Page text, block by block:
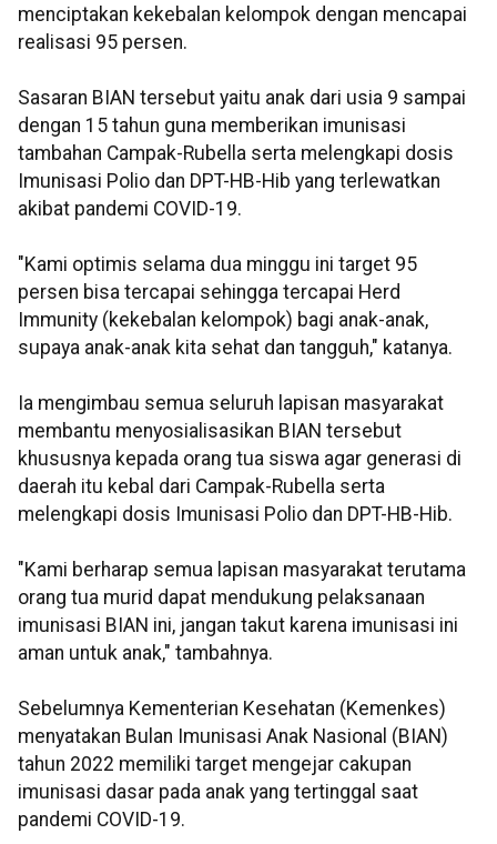
menciptakan kekebalan kelompok dengan mencapai
realisasi 95 persen.
Sasaran BIAN tersebut yaitu anak dari usia 9 sampai
dengan 15 tahun guna memberikan imunisasi
tambahan Campak-Rubella serta melengkapi dosis
Imunisasi Polio dan DPT-HB-Hib yang terlewatkan
akibat pandemi COVID-19.
"Kami optimis selama dua minggu ini target 95
persen bisa tercapai sehingga tercapai Herd
Immunity (kekebalan kelompok) bagi anak-anak,
supaya anak-anak kita sehat dan tangguh," katanya.
Ia mengimbau semua seluruh lapisan masyarakat
membantu menyosialisasikan BIAN tersebut
khususnya kepada orang tua siswa agar generasi di
daerah itu kebal dari Campak-Rubella serta
melengkapi dosis Imunisasi Polio dan DPT-HB-Hib.
"Kami berharap semua lapisan masyarakat terutama
orang tua murid dapat mendukung pelaksanaan
imunisasi BIAN ini, jangan takut karena imunisasi ini
aman untuk anak," tambahnya.
Sebelumnya Kementerian Kesehatan (Kemenkes)
menyatakan Bulan Imunisasi Anak Nasional (BIAN)
tahun 2022 memiliki target mengejar cakupan
imunisasi dasar pada anak yang tertinggal saat
pandemi COVID-19.